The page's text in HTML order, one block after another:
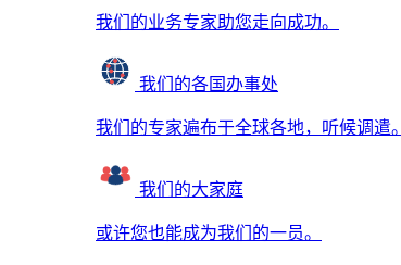
我们的业务专家助您走向成功。
我们的各国办事处
我们的专家遍布于全球各地，听候调遣。
我们的大家庭
或许您也能成为我们的一员。